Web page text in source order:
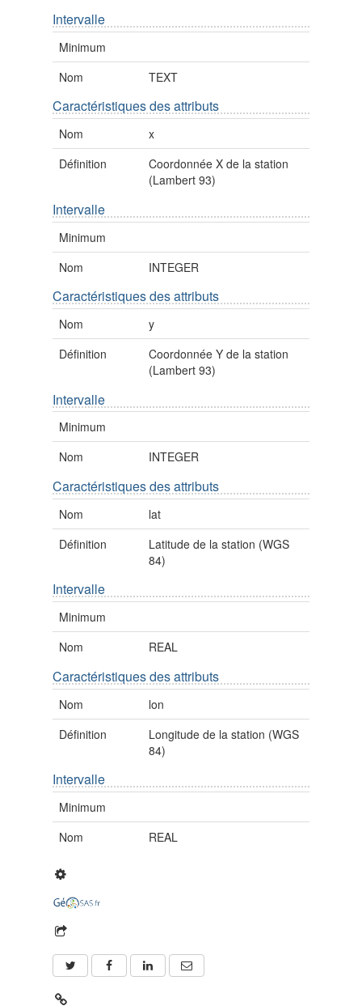
Intervalle
Minimum
Nom
TEXT
Caractéristiques des attributs
Nom
x
Définition
Coordonnée X de la station
(Lambert 93)
Intervalle
Minimum
Nom
INTEGER
Caractéristiques des attributs
Nom
y
Définition
Coordonnée Y de la station
(Lambert 93)
Intervalle
Minimum
Nom
INTEGER
Caractéristiques des attributs
Nom
lat
Définition
Latitude de la station (WGS
84)
Intervalle
Minimum
Nom
REAL
Caractéristiques des attributs
Nom
lon
Définition
Longitude de la station (WGS
84)
Intervalle
Minimum
Nom
REAL